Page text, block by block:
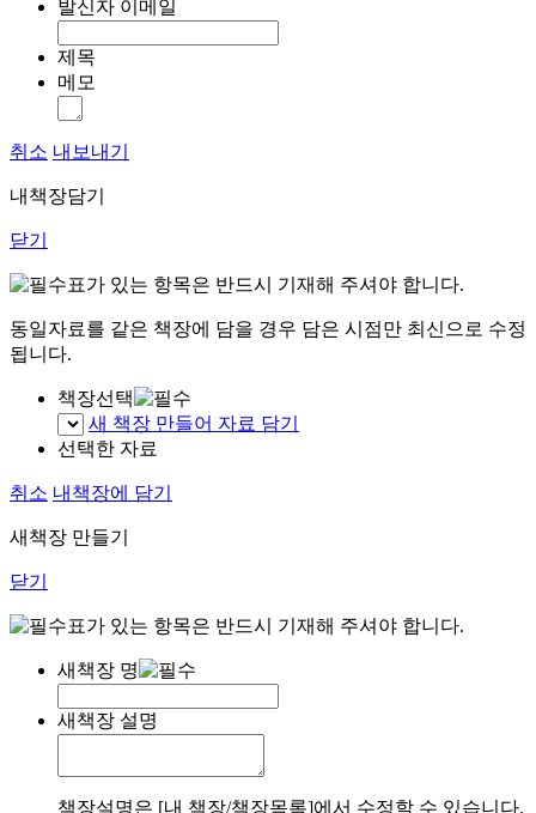
발신자 이메일
제목
메모
취소 내보내기
내책장담기
닫기
표가 있는 항목은 반드시 기재해 주셔야 합니다.
동일자료를 같은 책장에 담을 경우 담은 시점만 최신으로 수정
됩니다.
책장선택
새 책장 만들어 자료 담기
선택한 자료
취소 내책장에 담기
새책장 만들기
닫기
표가 있는 항목은 반드시 기재해 주셔야 합니다.
새책장 명
새책장 설명
책장설명은 [내 책장/책장목록]에서 수정할 수 있습니다.